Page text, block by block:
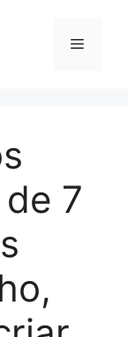
Menu
7